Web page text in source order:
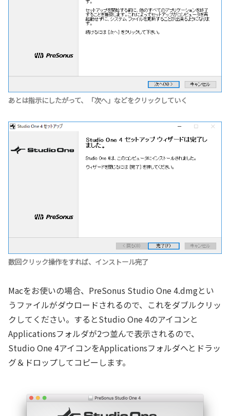
あとは指示にしたがって、「次へ」などをクリックしていく
数回クリック操作をすれば、インストール完了
Macをお使いの場合、PreSonus Studio One 4.dmgとい
うファイルがダウロードされるので、これをダブルクリッ
クしてください。するとStudio One 4のアイコンと
Applicationsフォルダが2つ並んで表示されるので、
Studio One 4アイコンをApplicationsフォルダへとドラッ
グ＆ドロップしてコピーします。